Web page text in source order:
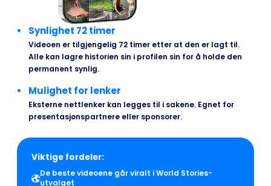
Synlighet 72 timer
Videoen er tilgjengelig 72 timer etter at den er lagt til.
Alle kan lagre historien sin i profilen sin for å holde den
permanent synlig.
Mulighet for lenker
Eksterne nettlenker kan legges til i sakene. Egnet for
presentasjonspartnere eller sponsorer.
Viktige fordeler:
De beste videoene går viralt i World Stories-
utvalget